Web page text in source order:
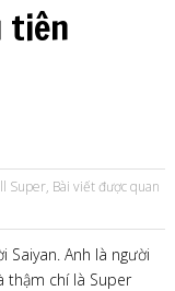
tiên
Super, Bài viết được quan
Saiyan. Anh là người
thậm chí là Super